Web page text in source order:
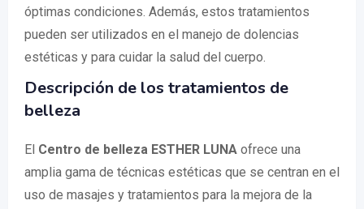
óptimas condiciones. Además, estos tratamientos
pueden ser utilizados en el manejo de dolencias
estéticas y para cuidar la salud del cuerpo.
Descripción de los tratamientos de
belleza
El Centro de belleza ESTHER LUNA ofrece una
amplia gama de técnicas estéticas que se centran en el
uso de masajes y tratamientos para la mejora de la